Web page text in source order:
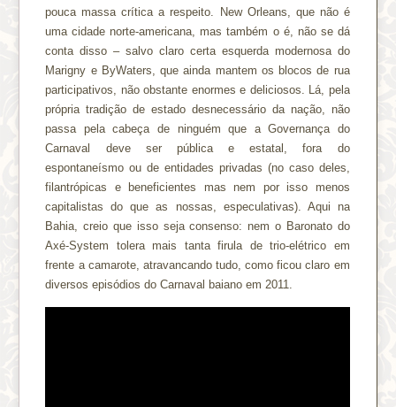
pouca massa crítica a respeito. New Orleans, que não é
uma cidade norte-americana, mas também o é, não se dá
conta disso – salvo claro certa esquerda modernosa do
Marigny e ByWaters, que ainda mantem os blocos de rua
participativos, não obstante enormes e deliciosos. Lá, pela
própria tradição de estado desnecessário da nação, não
passa pela cabeça de ninguém que a Governança do
Carnaval deve ser pública e estatal, fora do
espontaneísmo ou de entidades privadas (no caso deles,
filantrópicas e beneficientes mas nem por isso menos
capitalistas do que as nossas, especulativas). Aqui na
Bahia, creio que isso seja consenso: nem o Baronato do
Axé-System tolera mais tanta firula de trio-elétrico em
frente a camarote, atravancando tudo, como ficou claro em
diversos episódios do Carnaval baiano em 2011.